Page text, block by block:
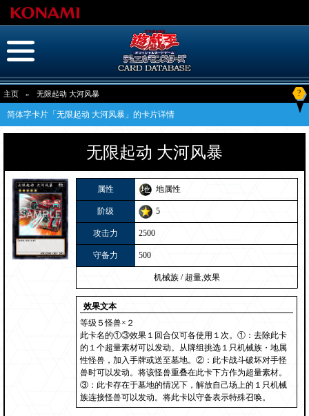
主页 » 无限起动 大河风暴 ?
简体字卡片「无限起动 大河风暴」的卡片详情
无限起动 大河风暴
属性 地属性
阶级 5
攻击力 2500
守备力 500
机械族 / 超量,效果
效果文本
等级５怪兽×２
此卡名的①③效果１回合仅可各使用１次。①：去除此卡
的１个超量素材可以发动。从牌组挑选１只机械族・地属
性怪兽，加入手牌或送至墓地。②：此卡战斗破坏对手怪
兽时可以发动。将该怪兽重叠在此卡下方作为超量素材。
③：此卡存在于墓地的情况下，解放自己场上的１只机械
族连接怪兽可以发动。将此卡以守备表示特殊召唤。